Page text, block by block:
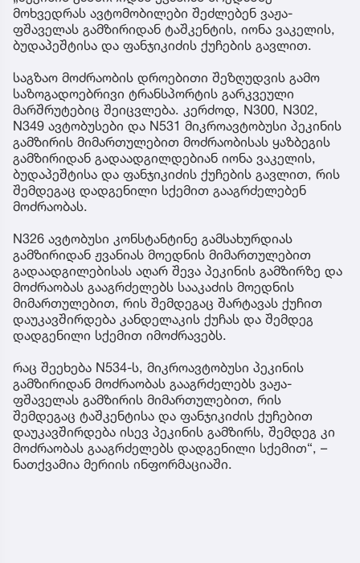
მოხვედრას ავტომობილები შეძლებენ ვაჟა-
ფშაველას გამზირიდან ტაშკენტის, იონა ვაკელის,
ბუდაპეშტისა და ფანჯიკიძის ქუჩების გავლით.
საგზაო მოძრაობის დროებითი შეზღუდვის გამო
საზოგადოებრივი ტრანსპორტის გარკვეული
მარშრუტებიც შეიცვლება. კერძოდ, N300, N302,
N349 ავტობუსები და N531 მიკროავტობუსი პეკინის
გამზირის მიმართულებით მოძრაობისას ყაზბეგის
გამზირიდან გადაადგილდებიან იონა ვაკელის,
ბუდაპეშტისა და ფანჯიკიძის ქუჩების გავლით, რის
შემდეგაც დადგენილი სქემით გააგრძელებენ
მოძრაობას.
N326 ავტობუსი კონსტანტინე გამსახურდიას
გამზირიდან ჟვანიას მოედნის მიმართულებით
გადაადგილებისას აღარ შევა პეკინის გამზირზე და
მოძრაობას გააგრძელებს სააკაძის მოედნის
მიმართულებით, რის შემდეგაც შარტავას ქუჩით
დაუკავშირდება კანდელაკის ქუჩას და შემდეგ
დადგენილი სქემით იმოძრავებს.
რაც შეეხება N534-ს, მიკროავტობუსი პეკინის
გამზირიდან მოძრაობას გააგრძელებს ვაჟა-
ფშაველას გამზირის მიმართულებით, რის
შემდეგაც ტაშკენტისა და ფანჯიკიძის ქუჩებით
დაუკავშირდება ისევ პეკინის გამზირს, შემდეგ კი
მოძრაობას გააგრძელებს დადგენილი სქემით“, –
ნათქვამია მერიის ინფორმაციაში.